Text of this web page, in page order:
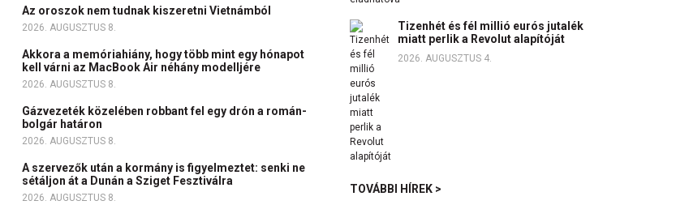
Az oroszok nem tudnak kiszeretni Vietnámból
2026. AUGUSZTUS 8.
Akkora a memóriahiány, hogy több mint egy hónapot
kell várni az MacBook Air néhány modelljére
2026. AUGUSZTUS 8.
Gázvezeték közelében robbant fel egy drón a román-
bolgár határon
2026. AUGUSZTUS 8.
A szervezők után a kormány is figyelmeztet: senki ne
sétáljon át a Dunán a Sziget Fesztiválra
2026. AUGUSZTUS 8.
Tizenhét és fél millió eurós jutalék
miatt perlik a Revolut alapítóját
2026. AUGUSZTUS 4.
TOVÁBBI HÍREK >